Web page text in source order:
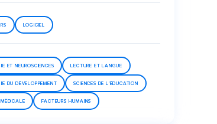
LOGICIEL
ET NEUROSCIENCES LECTURE ET LANGUE
DU DÉVELOPPEMENT SCIENCES DE L'ÉDUCATION
FACTEURS HUMAINS